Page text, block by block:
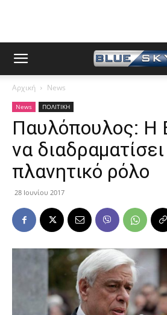
Αρχική News
News ΠΟΛΙΤΙΚΗ
Παυλόπουλος: Η
να διαδραματίσει
πλανητικό ρόλο
28 Ιουνίου 2017